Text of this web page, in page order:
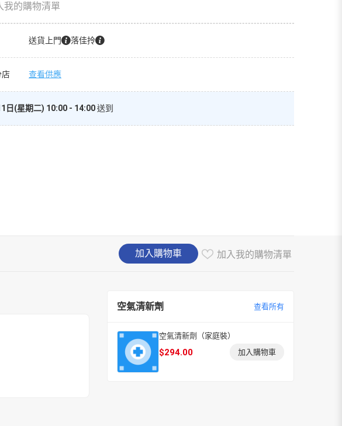
我的購物清單
送貨上門 落佳拎
店 查看供應
日(星期二) 10:00 - 14:00送到
加入購物車 加入我的購物清單
空氣清新劑 查看所有
空氣清新劑（家庭裝）
$294.00 加入購物車